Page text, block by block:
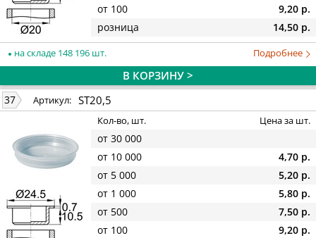
от 100
9,20 р.
розница
14,50 р.
на складе 148 196 шт. Подробнее
В КОРЗИНУ >
37 Артикул: ST20,5
Кол-во, шт. Цена за шт.
от 30 000
от 10 000
4,70 р.
от 5 000
5,20 р.
от 1 000
5,80 р.
от 500
7,50 р.
от 100
9,20 р.